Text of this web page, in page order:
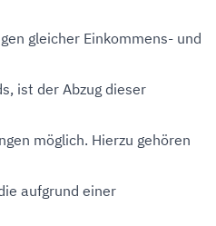
gleicher Einkommens- und
ist der Abzug dieser
möglich. Hierzu gehören
aufgrund einer